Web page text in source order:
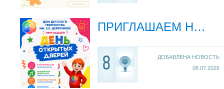
ПРИГЛАШАЕМ НА ДЕНЬ ОТКРЫТЫХ ДВЕРЕЙ!
8
ДОБАВЛЕНА НОВОСТЬ
08.07.2026